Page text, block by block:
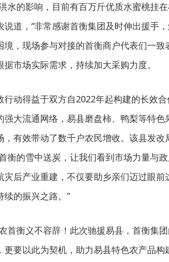
水的影响，目前有百万斤优质水蜜桃挂
说道，“非常感谢首衡集团及时伸出援手
境，现场参与对接的首衡商户代表们一
市场实际需求，持续加大采购力度。
行动得益于双方自2022年起构建的长效
强大流通网络，易县磨盘柿、鸭梨等特
，有效带动了数千户农民增收。该县发
衡的雪中送炭，让我们看到市场力量与
灾后产业重建，不仅要助乡亲们迈过眼
续的振兴之路。”
首衡义不容辞！此次驰援易县，首衡集
更要以此为契机，助力易县特色农产品